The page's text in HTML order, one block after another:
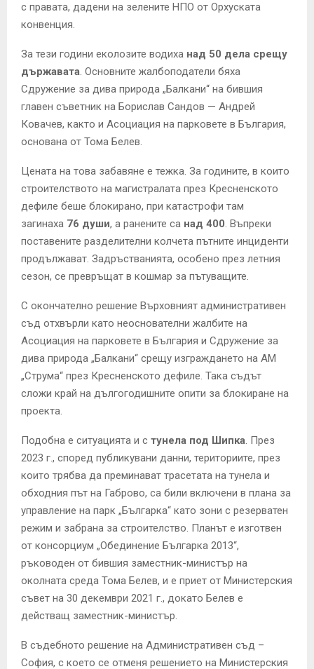
с правата, дадени на зелените НПО от Орхуската
конвенция.
За тези години еколозите водиха над 50 дела срещу
държавата. Основните жалбоподатели бяха
Сдружение за дива природа „Балкани“ на бившия
главен съветник на Борислав Сандов — Андрей
Ковачев, както и Асоциация на парковете в България,
основана от Тома Белев.
Цената на това забавяне е тежка. За годините, в които
строителството на магистралата през Кресненското
дефиле беше блокирано, при катастрофи там
загинаха 76 души, а ранените са над 400. Въпреки
поставените разделителни колчета пътните инциденти
продължават. Задръстванията, особено през летния
сезон, се превръщат в кошмар за пътуващите.
С окончателно решение Върховният административен
съд отхвърли като неоснователни жалбите на
Асоциация на парковете в България и Сдружение за
дива природа „Балкани“ срещу изграждането на АМ
„Струма“ през Кресненското дефиле. Така съдът
сложи край на дългогодишните опити за блокиране на
проекта.
Подобна е ситуацията и с тунела под Шипка. През
2023 г., според публикувани данни, териториите, през
които трябва да преминават трасетата на тунела и
обходния път на Габрово, са били включени в плана за
управление на парк „Българка“ като зони с резерватен
режим и забрана за строителство. Планът е изготвен
от консорциум „Обединение Българка 2013“,
ръководен от бившия заместник-министър на
околната среда Тома Белев, и е приет от Министерския
съвет на 30 декември 2021 г., докато Белев е
действащ заместник-министър.
В съдебното решение на Административен съд –
София, с което се отменя решението на Министерския